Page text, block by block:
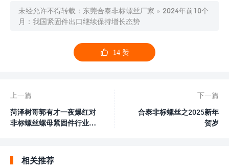
未经允许不得转载： 东莞合泰非标螺丝厂家 » 2024年前10个
月：我国紧固件出口继续保持增长态势
 14 赞
上一篇
菏泽树哥郭有才一夜爆红对
非标螺丝螺母紧固件行业的
下一篇
合泰非标螺丝之2025新年
贺岁
相关推荐